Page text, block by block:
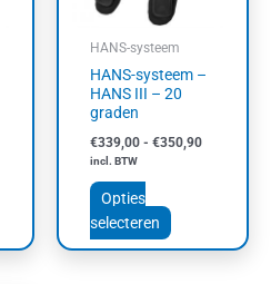
HANS-systeem
HANS-systeem –
HANS III – 20
graden
€339,00 - €350,90
incl. BTW
Opties
selecteren
optie
worden
de